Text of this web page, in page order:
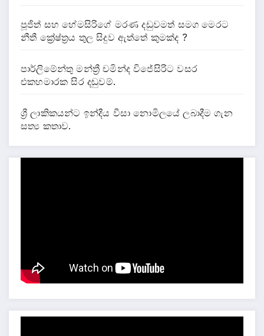
පූජිත් සහ හේමසිරිගේ මරණ දඩුවමත් සමග මෙරට
නීතී ක්‍රේෂ්ත්‍රය තුල සිදුව ඇත්තේ කුමක්ද ?
පාර්ලිමේන්තු මන්ත්‍රී චමින්ද විජේසිරිට වසර
එකහමාරක සිර දඬුවම්.
ශ්‍රී ලාකිකයන්ට ඉන්දීය වීසා නොමිලයේ ලබාදීම ගැන
සත්‍ය කතාව.